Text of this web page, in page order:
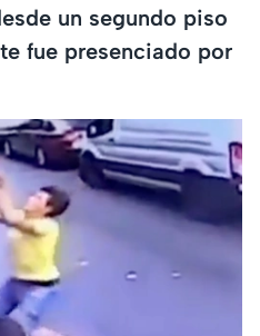
un segundo piso
fue presenciado por